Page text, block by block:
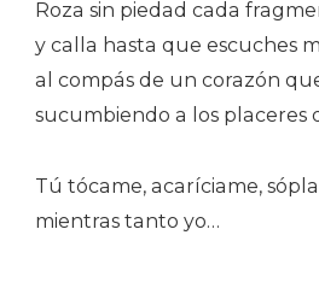
Roza sin piedad cada
y calla hasta que escuches
al compás de un corazón
sucumbiendo a los placeres
Tú tócame, acaríciame,
mientras tanto yo…